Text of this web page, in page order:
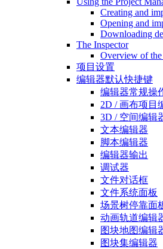
Creating and
Opening and
Downloading
The Inspector
Overview of
项目设置
编辑器默认快捷键
编辑器常规操
2D / 画布项目
3D / 空间编辑
文本编辑器
脚本编辑器
编辑器输出
调试器
文件对话框
文件系统面板
场景树停靠面
动画轨道编辑
图块地图编辑
图块集编辑器